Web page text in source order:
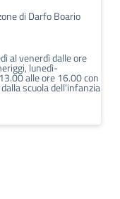
di Darfo Boario
al venerdì dalle ore
lunedì-
alle ore 16.00 con
scuola dell'infanzia